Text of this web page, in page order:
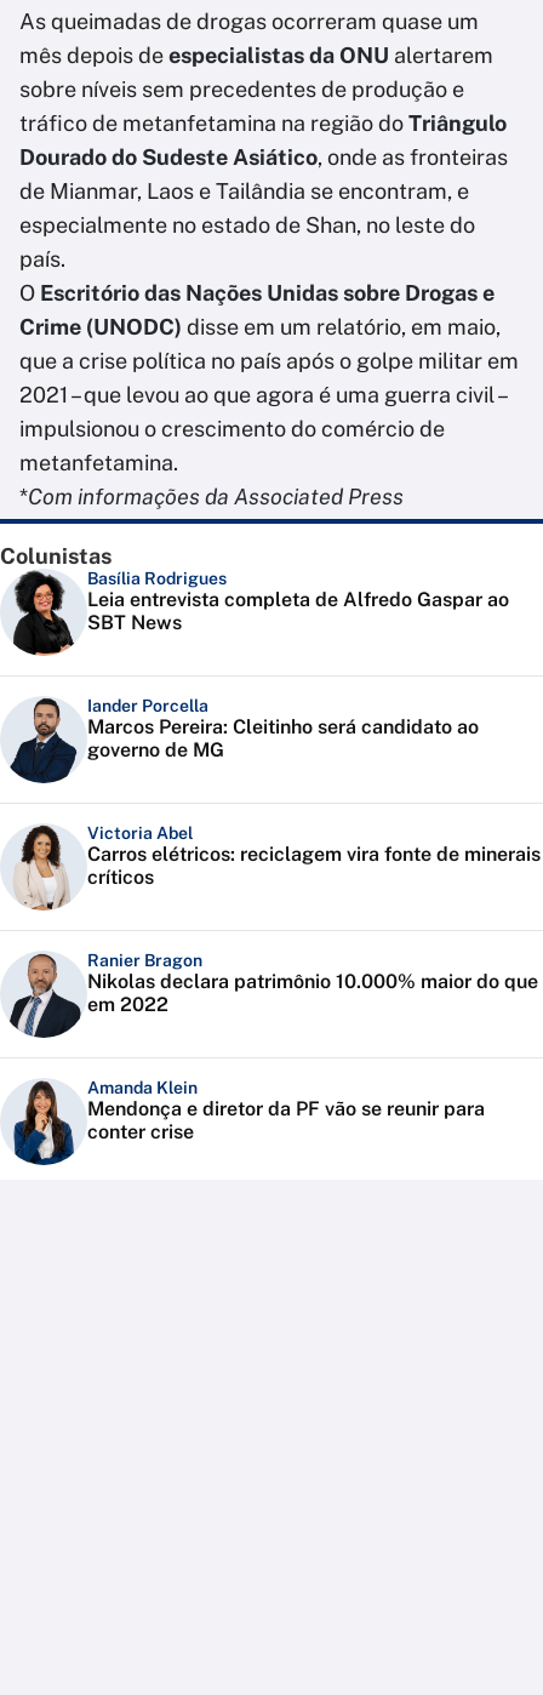
As queimadas de drogas ocorreram quase um
mês depois deespecialistas da ONU alertarem
sobre níveis sem precedentes de produção e
tráfico de metanfetamina na região doTriângulo
Dourado do Sudeste Asiático, onde as fronteiras
de Mianmar, Laos e Tailândia se encontram, e
especialmente no estado de Shan, no leste do
país.
O Escritório das Nações Unidas sobre Drogas e
Crime (UNODC) disse em um relatório, em maio,
que a crise política no país após o golpe militar em
2021 – que levou ao que agora é uma guerra civil –
impulsionou o crescimento do comércio de
metanfetamina.
*Com informações da Associated Press
Colunistas
Basília Rodrigues
Leia entrevista completa de Alfredo Gaspar ao
SBT News
Iander Porcella
Marcos Pereira: Cleitinho será candidato ao
governo de MG
Victoria Abel
Carros elétricos: reciclagem vira fonte de minerais
críticos
Ranier Bragon
Nikolas declara patrimônio 10.000% maior do que
em 2022
Amanda Klein
Mendonça e diretor da PF vão se reunir para
conter crise